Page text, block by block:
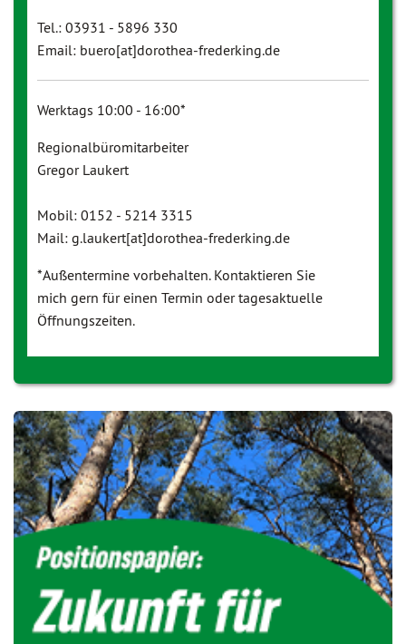
Tel.: 03931 - 5896 330
Email: buero[at]dorothea-frederking.de
Werktags 10:00 - 16:00*
Regionalbüromitarbeiter
Gregor Laukert
Mobil: 0152 - 5214 3315
Mail: g.laukert[at]dorothea-frederking.de
*Außentermine vorbehalten. Kontaktieren Sie
mich gern für einen Termin oder tagesaktuelle
Öffnungszeiten.